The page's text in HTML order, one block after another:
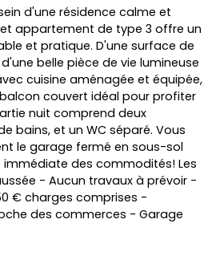
d'une résidence calme et
appartement de type 3 offre un
et pratique. D'une surface de
belle pièce de vie lumineuse
cuisine aménagée et équipée,
couvert idéal pour profiter
nuit comprend deux
bains, et un WC séparé. Vous
le garage fermé en sous-sol
immédiate des commodités! Les
- Aucun travaux à prévoir -
€ charges comprises -
des commerces - Garage